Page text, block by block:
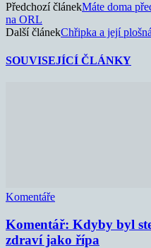
Předchozí článekMáte doma
na ORL
Další článekChřipka a její
SOUVISEJÍCÍ ČLÁNKY
Komentáře
Komentář: Kdyby byl
zdraví jako řípa